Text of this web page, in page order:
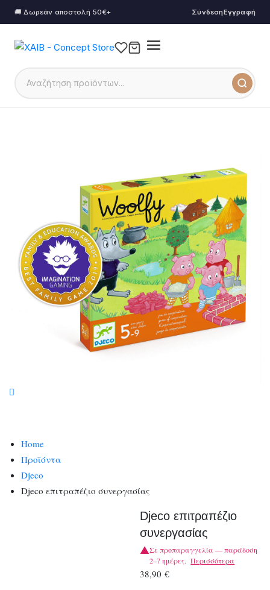
🚚 Δωρεάν αποστολή 50€+ ΣύνδεσηΕγγραφή
Home
Προϊόντα
Djeco
Djeco επιτραπέζιο συνεργασίας
Djeco επιτραπέζιο
συνεργασίας
Σε προπαραγγελία — παράδοση
2–7 ημέρες. Περισσότερα
38,90€